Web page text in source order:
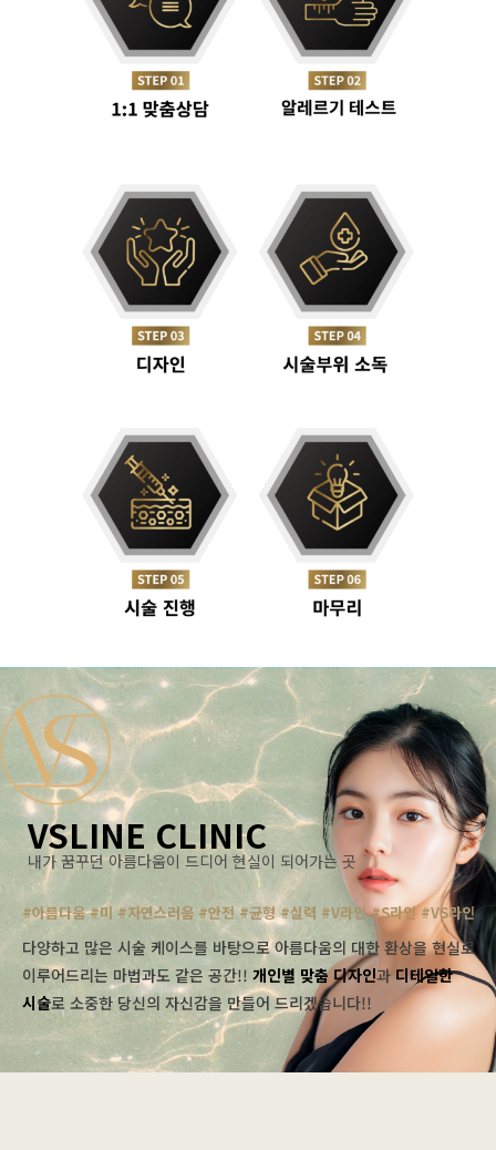
VSLINE CLINIC
내가 꿈꾸던 아름다움이 드디어 현실이 되어가는 곳
#아름다움 #미 #자연스러움 #안전 #균형 #실력 #V라인 #S라인 #VS라인
다양하고 많은 시술 케이스를 바탕으로 아름다움의 대한 환상을 현실로
이루어드리는 마법과도 같은 공간!! 개인별 맞춤 디자인과디테일한
시술로 소중한 당신의 자신감을 만들어 드리겠습니다!!